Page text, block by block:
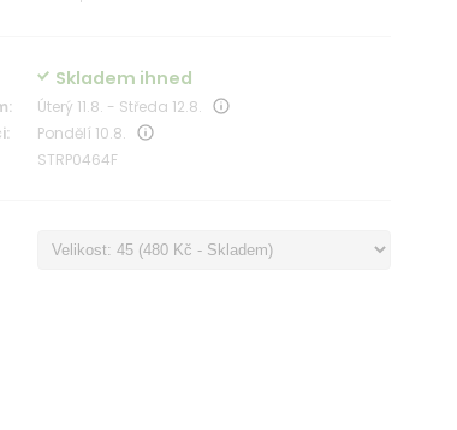
Skladem ihned
Úterý 11.8. - Středa 12.8.
Pondělí 10.8.
STRP0464F